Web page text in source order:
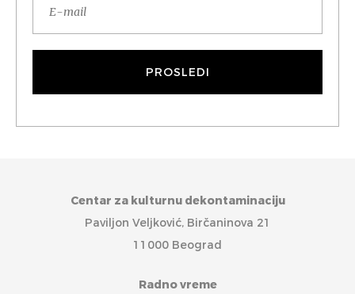
Centar za kulturnu dekontaminaciju
Paviljon Veljković, Birčaninova 21
11000 Beograd
Radno vreme